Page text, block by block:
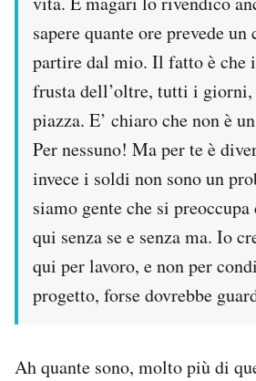
sapere quante ore prevede
partire dal mio. Il fatto è che
frusta dell’oltre, tutti i
piazza. E’ chiaro che non è
Per nessuno! Ma per te è
invece i soldi non sono un
siamo gente che si
qui senza se e senza ma. Io
qui per lavoro, e non per
progetto, forse dovrebbe
Ah quante sono, molto più di